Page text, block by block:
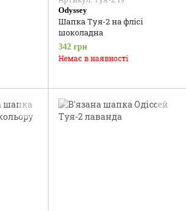
Odyssey
Шапка Туя-2 на флісі
шоколадна
342 грн
Немає в наявності